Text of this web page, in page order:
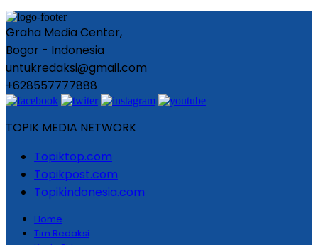
Graha Media Center,
Bogor - Indonesia
untukredaksi@gmail.com
+628557777888
TOPIK MEDIA NETWORK
Topiktop.com
Topikpost.com
Topikindonesia.com
Home
Tim Redaksi